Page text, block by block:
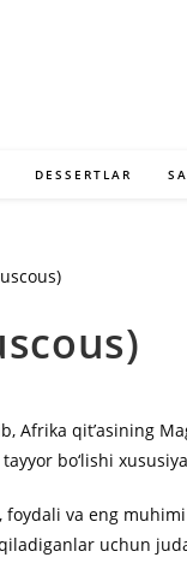
DESSERTLAR
Afrika qit’asining
bo‘lishi
va eng
uchun